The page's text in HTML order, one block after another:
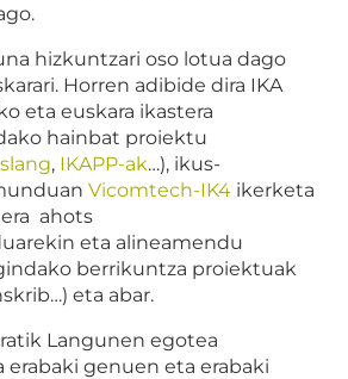
hizkuntzari oso lotua dago
Horren adibide dira IKA
eta euskara ikastera
hainbat proiektu
, IKAPP-ak…), ikus-
Vicomtech-IK4 ikerketa
ahots
eta alineamendu
berrikuntza proiektuak
eta abar.
Langunen egotea
erabaki genuen eta erabaki